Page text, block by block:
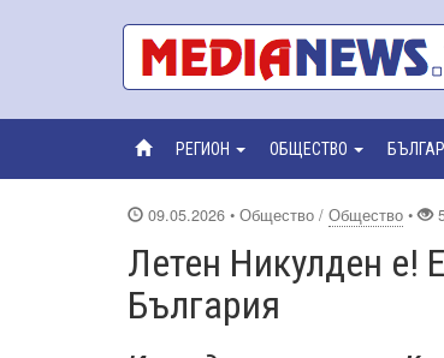
РЕГИОН ОБЩЕСТВО
09.05.2026 • Общество / Общество •
Летен Никулден е!
България